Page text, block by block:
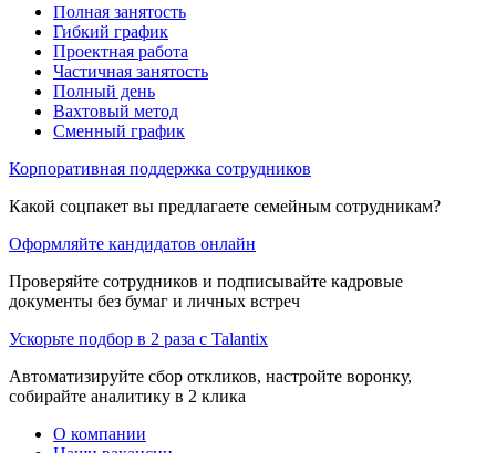
Полная занятость
Гибкий график
Проектная работа
Частичная занятость
Полный день
Вахтовый метод
Сменный график
Корпоративная поддержка сотрудников
Какой соцпакет вы предлагаете семейным сотрудникам?
Оформляйте кандидатов онлайн
Проверяйте сотрудников и подписывайте кадровые
документы без бумаг и личных встреч
Ускорьте подбор в 2 раза с Talantix
Автоматизируйте сбор откликов, настройте воронку,
собирайте аналитику в 2 клика
О компании